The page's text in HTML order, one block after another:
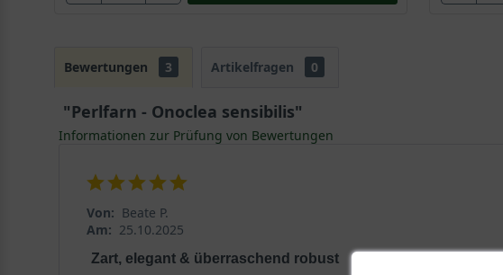
Bewertungen 3 Artikelfragen 0
"Perlfarn - Onoclea sensibilis"
Informationen zur Prüfung von Bewertungen
Von: Beate P.
Am: 25.10.2025
Zart, elegant & überraschend robust